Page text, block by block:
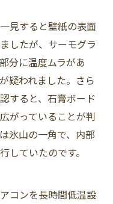
見すると壁紙の表面
したが、サーモグラ
分に温度ムラがあ
疑われました。さら
すると、石膏ボード
がっていることが判
氷山の一角で、内部
していたのです。
コンを長時間低温設